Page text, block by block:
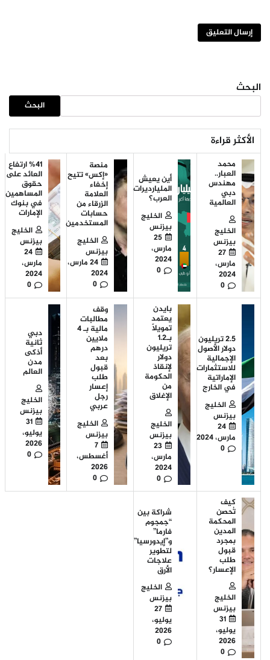
البحث
البحث
الأكثر قراءة
محمد
العبار..
مهندس
دبي
العالمية
الخليج
بيزنس
27
مارس،
2024
0
أين يعيش
المليارديرات
العرب؟
الخليج
بيزنس
25
مارس،
2024
0
منصة
«إكس» تتيح
إخفاء
العلامة
الزرقاء من
حسابات
المستخدمين
الخليج
بيزنس
24 مارس،
2024
0
%41 ارتفاع
العائد على
حقوق
المساهمين
في بنوك
الإمارات
الخليج
بيزنس
24
مارس،
2024
0
2.5 تريليون
دولار الأصول
الإجمالية
للاستثمارات
الإماراتية
في الخارج
الخليج
بيزنس
24
مارس، 2024
0
بايدن
يعتمد
تمويلاً
بـ1.2
تريليون
دولار
لإنقاذ
الحكومة
من
الإغلاق
الخليج
بيزنس
23
مارس،
2024
0
وقف
مطالبات
مالية بـ 4
ملايين
درهم
بعد
قبول
طلب
إعسار
رجل
عربي
الخليج
بيزنس
7
أغسطس،
2026
0
دبي
ثانية
أذكى
مدن
العالم
الخليج
بيزنس
31
يوليو،
2026
0
كيف
تُحصن
المحكمة
المدين
بمجرد
قبول
طلب
الإعسار؟
الخليج
بيزنس
31
يوليو،
2026
0
شراكة بين
“جمجوم
فارما”
و”إيدورسيا”
لتطوير
علاجات
الأرق
الخليج
بيزنس
27
يوليو،
2026
0